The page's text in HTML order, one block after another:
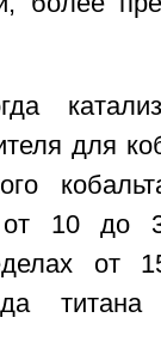
для
от 10 до
титана